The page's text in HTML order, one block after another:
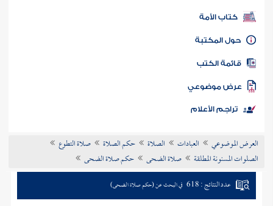
كتب PDF
كتاب الأمة
المكتبة
الكتب
موضوعي
تراجم الأعلام
العرض الموضوعي العبادات الصلاة حكم الصلاة
صلاة التطوع
الصلوات المسنونة المطلقة
صلاة الضحى حكم صلاة الضحى
عدد النتائج : 618 في البحث عن (حكم صلاة الضحى)